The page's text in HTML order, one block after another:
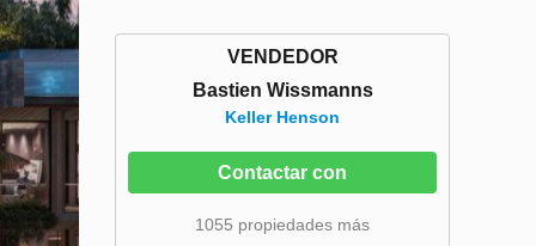
VENDEDOR
Bastien Wissmanns
Keller Henson
Contactar con
1055 propiedades más